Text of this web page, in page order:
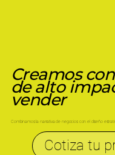
Creamos
de alto
vender
Combinamos la narrativa de negocios con el diseño
Cotiza tu